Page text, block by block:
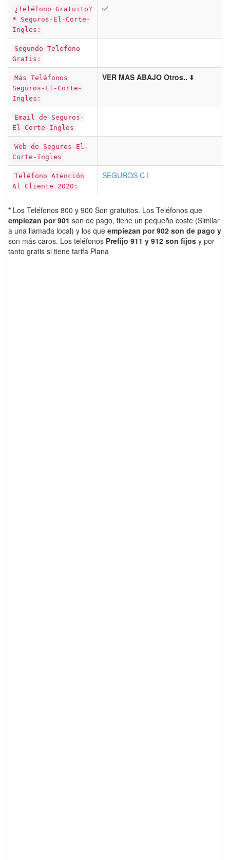
¿Teléfono Gratuito?
* Seguros-El-Corte-
Ingles:
✅
Segundo Telefono
Gratis:
Más Teléfonos
Seguros-El-Corte-
Ingles:
VER MAS ABAJO Otros.. ⬇️
Email de Seguros-
El-Corte-Ingles
Web de Seguros-El-
Corte-Ingles
Teléfono Atención
Al Cliente 2020:
SEGUROS C I
* Los Teléfonos 800 y 900 Son gratuitos. Los Teléfonos que
empiezan por 901 son de pago, tiene un pequeño coste (Similar
a una llamada local) y los que empiezan por 902 son de pago y
son más caros. Los teléfonos Prefijo 911 y 912 son fijos y por
tanto gratis si tiene tarifa Plana